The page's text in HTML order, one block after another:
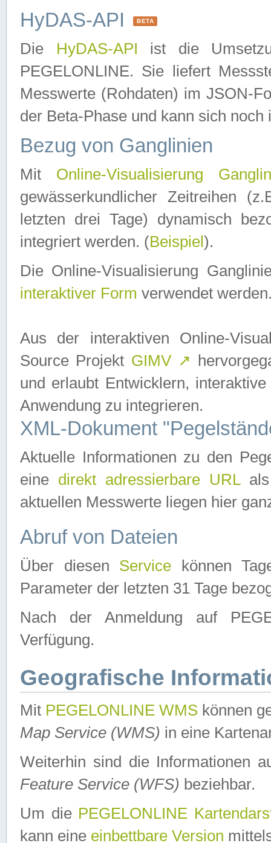
HyDAS-API BETA
Die HyDAS-API ist die
PEGELONLINE. Sie liefert
Messwerte (Rohdaten) im JSON-
der Beta-Phase und kann sich noch
Bezug von Ganglinien
Mit Online-Visualisierung
gewässerkundlicher Zeitreihen
letzten drei Tage) dynamisch
integriert werden. (Beispiel ).
Die Online-Visualisierung
interaktiver Form verwendet
Aus der interaktiven Online-
Source Projekt GIMV ↗
und erlaubt Entwicklern,
Anwendung zu integrieren.
XML-Dokument
Aktuelle Informationen zu den
eine direkt adressierbare URLals
aktuellen Messwerte liegen hier
Abruf von Dateien
Über diesen Service können
Parameter der letzten 31 Tage
Nach der Anmeldung auf
Verfügung.
Geografische
Mit PEGELONLINE WMS können
Map Service (WMS) in eine
Weiterhin sind die Informationen
Feature Service (WFS) beziehbar.
Um die PEGELONLINE
kann eine einbettbare Version